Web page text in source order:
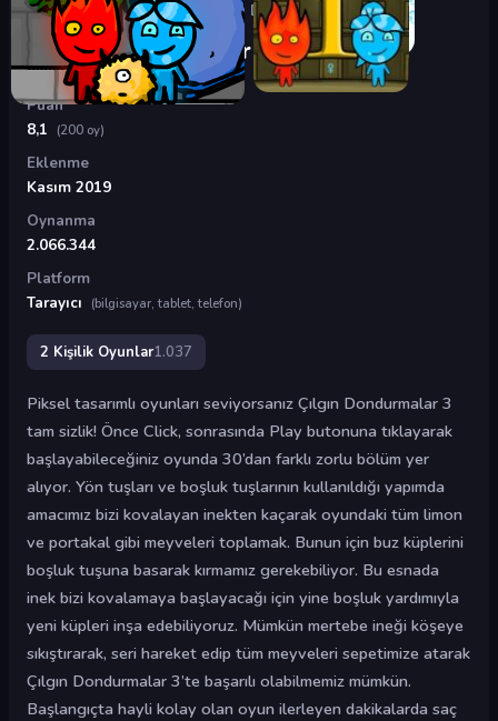
Oyunlar›2 Kişilik Oyunlar Çılgın Dondurmalar 3
Çılgın Dondurmalar 3
Puan
8,1
(200 oy)
Eklenme
Kasım 2019
Oynanma
2.066.344
Platform
Tarayıcı
(bilgisayar, tablet, telefon)
2 Kişilik Oyunlar1.037
Piksel tasarımlı oyunları seviyorsanız Çılgın Dondurmalar 3
tam sizlik! Önce Click, sonrasında Play butonuna tıklayarak
başlayabileceğiniz oyunda 30’dan farklı zorlu bölüm yer
alıyor. Yön tuşları ve boşluk tuşlarının kullanıldığı yapımda
amacımız bizi kovalayan inekten kaçarak oyundaki tüm limon
ve portakal gibi meyveleri toplamak. Bunun için buz küplerini
boşluk tuşuna basarak kırmamız gerekebiliyor. Bu esnada
inek bizi kovalamaya başlayacağı için yine boşluk yardımıyla
yeni küpleri inşa edebiliyoruz. Mümkün mertebe ineği köşeye
sıkıştırarak, seri hareket edip tüm meyveleri sepetimize atarak
Çılgın Dondurmalar 3’te başarılı olabilmemiz mümkün.
Başlangıçta hayli kolay olan oyun ilerleyen dakikalarda saç